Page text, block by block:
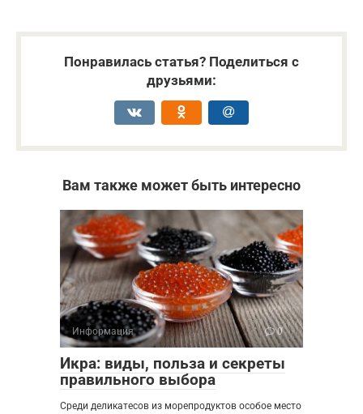
Понравилась статья? Поделиться с
друзьями:
Вам также может быть интересно
Информация 0
Икра: виды, польза и секреты
правильного выбора
Среди деликатесов из морепродуктов особое место